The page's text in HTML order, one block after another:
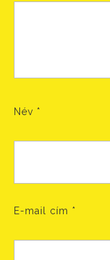
Név *
E-mail cím *